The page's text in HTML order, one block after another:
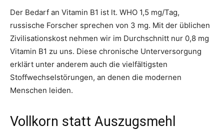
Der Bedarf an Vitamin B1 ist lt. WHO 1,5 mg/Tag,
russische Forscher sprechen von 3 mg. Mit der üblichen
Zivilisationskost nehmen wir im Durchschnitt nur 0,8 mg
Vitamin B1 zu uns. Diese chronische Unterversorgung
erklärt unter anderem auch die vielfältigsten
Stoffwechselstörungen, an denen die modernen
Menschen leiden.
Vollkorn statt Auszugsmehl